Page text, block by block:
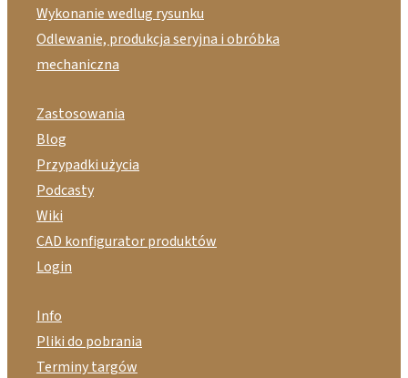
Wykonanie wedlug rysunku
Odlewanie, produkcja seryjna i obróbka
mechaniczna
Zastosowania
Blog
Przypadki użycia
Podcasty
Wiki
CAD konfigurator produktów
Login
Info
Pliki do pobrania
Terminy targów